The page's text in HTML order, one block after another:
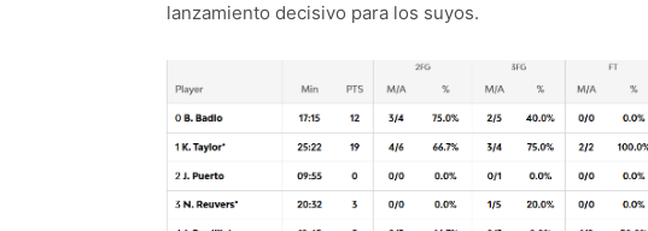
lanzamiento decisivo para los suyos.